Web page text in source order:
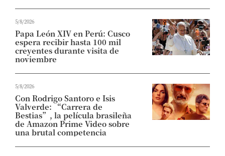
5/8/2026
Papa León XIV en Perú: Cusco
espera recibir hasta 100 mil
creyentes durante visita de
noviembre
5/8/2026
Con Rodrigo Santoro e Isis
Valverde: “Carrera de
Bestias”, la película brasileña
de Amazon Prime Video sobre
una brutal competencia